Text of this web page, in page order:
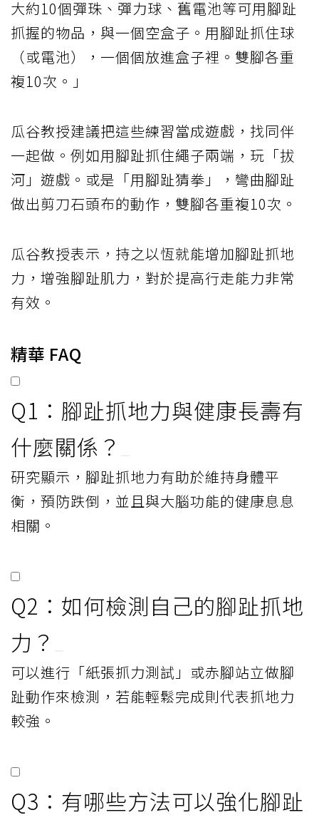
大約10個彈珠、彈力球、舊電池等可用腳趾
抓握的物品，與一個空盒子。用腳趾抓住球
（或電池），一個個放進盒子裡。雙腳各重
複10次。」
瓜谷教授建議把這些練習當成遊戲，找同伴
一起做。例如用腳趾抓住繩子兩端，玩「拔
河」遊戲。或是「用腳趾猜拳」，彎曲腳趾
做出剪刀石頭布的動作，雙腳各重複10次。
瓜谷教授表示，持之以恆就能增加腳趾抓地
力，增強腳趾肌力，對於提高行走能力非常
有效。
精華 FAQ
Q1：腳趾抓地力與健康長壽有
什麼關係？
研究顯示，腳趾抓地力有助於維持身體平
衡，預防跌倒，並且與大腦功能的健康息息
相關。
Q2：如何檢測自己的腳趾抓地
力？
可以進行「紙張抓力測試」或赤腳站立做腳
趾動作來檢測，若能輕鬆完成則代表抓地力
較強。
Q3：有哪些方法可以強化腳趾